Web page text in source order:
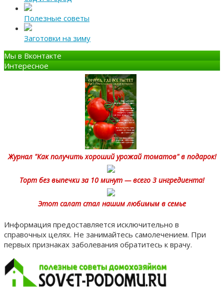
Полезные советы
Заготовки на зиму
Мы в Вконтакте
Интересное
Журнал "Как получить хороший урожай томатов" в подарок!
Торт без выпечки за 10 минут — всего 3 ингредиента!
Этот салат стал нашим любимым в семье
Информация предоставляется исключительно в
справочных целях. Не занимайтесь самолечением. При
первых признаках заболевания обратитесь к врачу.